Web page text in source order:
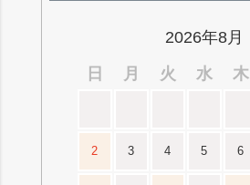
2026年8月
日
月 火 水 木
2 3 4 5 6